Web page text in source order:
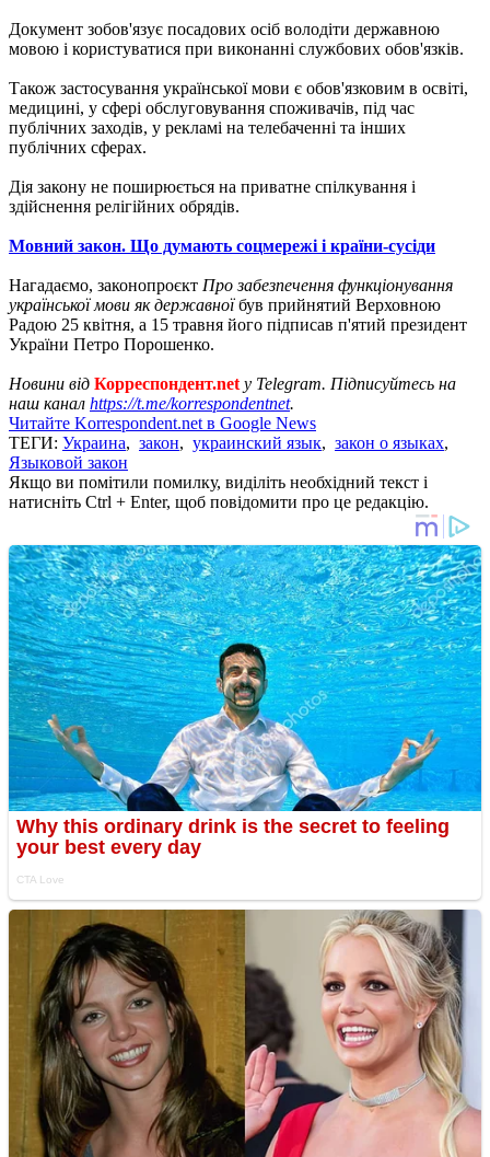
Документ зобов'язує посадових осіб володіти державною
мовою і користуватися при виконанні службових обов'язків.
Також застосування української мови є обов'язковим в освіті,
медицині, у сфері обслуговування споживачів, під час
публічних заходів, у рекламі на телебаченні та інших
публічних сферах.
Дія закону не поширюється на приватне спілкування і
здійснення релігійних обрядів.
Мовний закон. Що думають соцмережі і країни-сусіди
Нагадаємо, законопроєкт Про забезпечення функціонування
української мови як державноїбув прийнятий Верховною
Радою 25 квітня, а 15 травня його підписав п'ятий президент
України Петро Порошенко.
Новини від Корреспондент.net у Telegram. Підписуйтесь на
наш канал https://t.me/korrespondentnet.
Читайте Korrespondent.net в Google News
ТЕГИ: Украина, закон, украинский язык, закон о языках,
Языковой закон
Якщо ви помітили помилку, виділіть необхідний текст і
натисніть Ctrl + Enter, щоб повідомити про це редакцію.